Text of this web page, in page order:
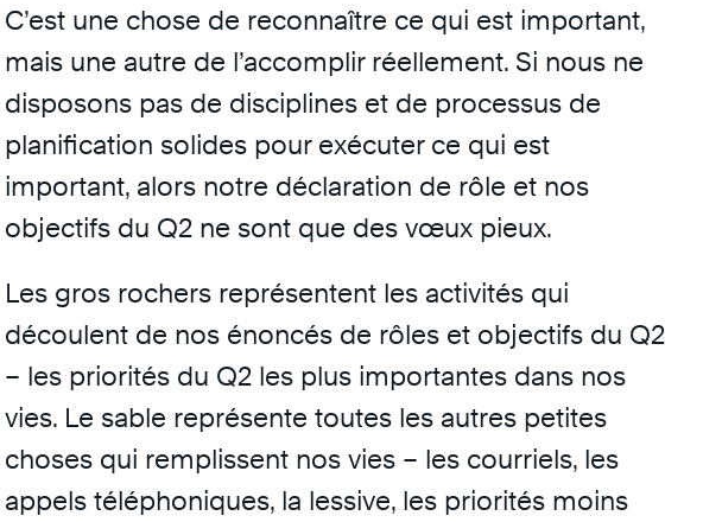
C’est une chose de reconnaître ce qui est important,
mais une autre de l’accomplir réellement. Si nous ne
disposons pas de disciplines et de processus de
planification solides pour exécuter ce qui est
important, alors notre déclaration de rôle et nos
objectifs du Q2 ne sont que des vœux pieux.
Les gros rochers représentent les activités qui
découlent de nos énoncés de rôles et objectifs du Q2
– les priorités du Q2 les plus importantes dans nos
vies. Le sable représente toutes les autres petites
choses qui remplissent nos vies – les courriels, les
appels téléphoniques, la lessive, les priorités moins